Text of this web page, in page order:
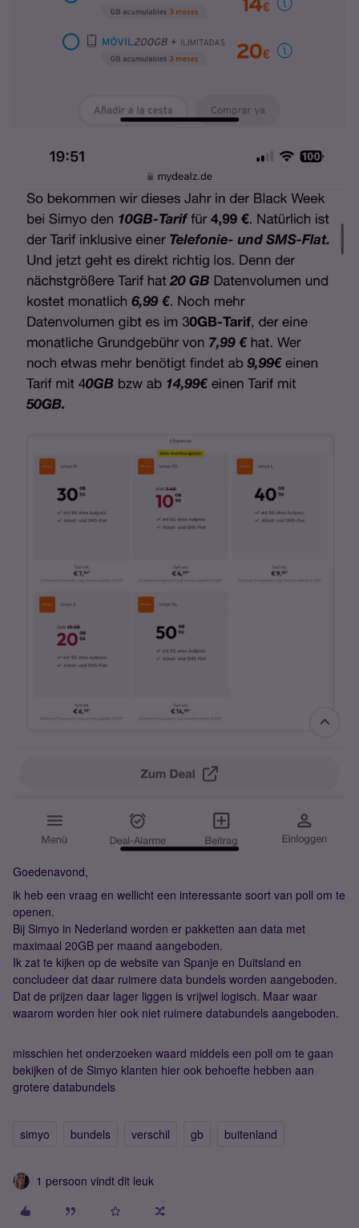
Goedenavond,
ik heb een vraag en wellicht een interessante soort van poll om te
openen.
Bij Simyo in Nederland worden er pakketten aan data met
maximaal 20GB per maand aangeboden.
Ik zat te kijken op de website van Spanje en Duitsland en
concludeer dat daar ruimere data bundels worden aangeboden.
Dat de prijzen daar lager liggen is vrijwel logisch. Maar waar
waarom worden hier ook niet ruimere databundels aangeboden.
misschien het onderzoeken waard middels een poll om te gaan
bekijken of de Simyo klanten hier ook behoefte hebben aan
grotere databundels
simyo bundels verschil gb buitenland
1 persoon vindt dit leuk